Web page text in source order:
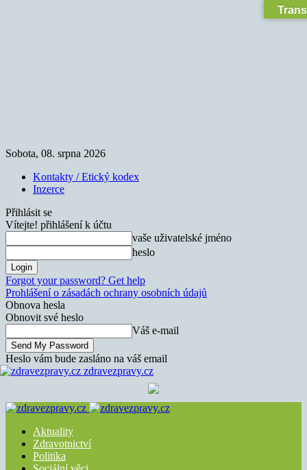
Sobota, 08. srpna 2026
Kontakty / Etický kodex
Inzerce
Přihlásit se
Vítejte! přihlášení k účtu
vaše uživatelské jméno
heslo
Forgot your password? Get help
Prohlášení o zásadách ochrany osobních údajů
Obnova hesla
Obnovit své heslo
Váš e-mail
Heslo vám bude zasláno na váš email
zdravezpravy.cz
Aktuality
Zdravotnictví
Politika